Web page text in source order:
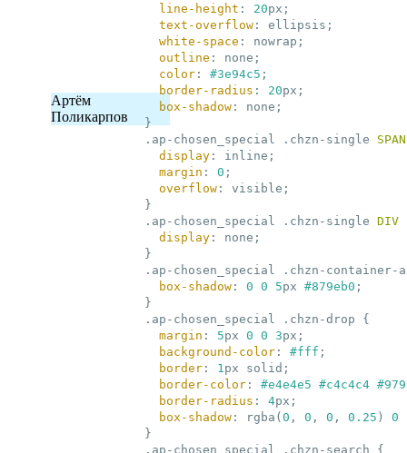
Артём
Поликарпов
line-height : 20px ;
text-overflow : ellipsis ;
white-space : nowrap ;
outline : none ;
color : #3e94c5 ;
border-radius : 20px ;
box-shadow : none ;
}
.ap-chosen_special
.chzn-single
SPAN
display : inline ;
margin : 0 ;
overflow : visible ;
}
.ap-chosen_special
.chzn-single DIV
display : none ;
}
.ap-chosen_special
.chzn-container-
box-shadow : 0 0 5px #879eb0 ;
}
.ap-chosen_special
.chzn-drop
{
margin : 5px 0 0 3px ;
background-color : #fff ;
border : 1 px solid ;
border-color : #e4e4e5 #c4c4c4
border-radius : 4px ;
box-shadow : rgba( 0 , 0 , 0 , 0.25 ) 0
}
.ap-chosen_special
.chzn-search {